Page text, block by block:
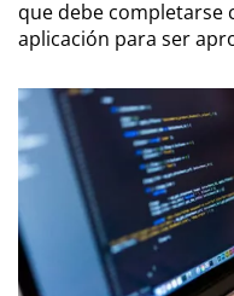
que debe completarse
aplicación para ser